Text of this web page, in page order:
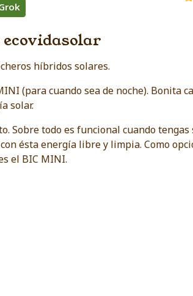
ecovidasolar
híbridos solares.
(para cuando sea de noche). Bonita
solar.
Sobre todo es funcional cuando
ésta energía libre y limpia. Como
el BIC MINI.